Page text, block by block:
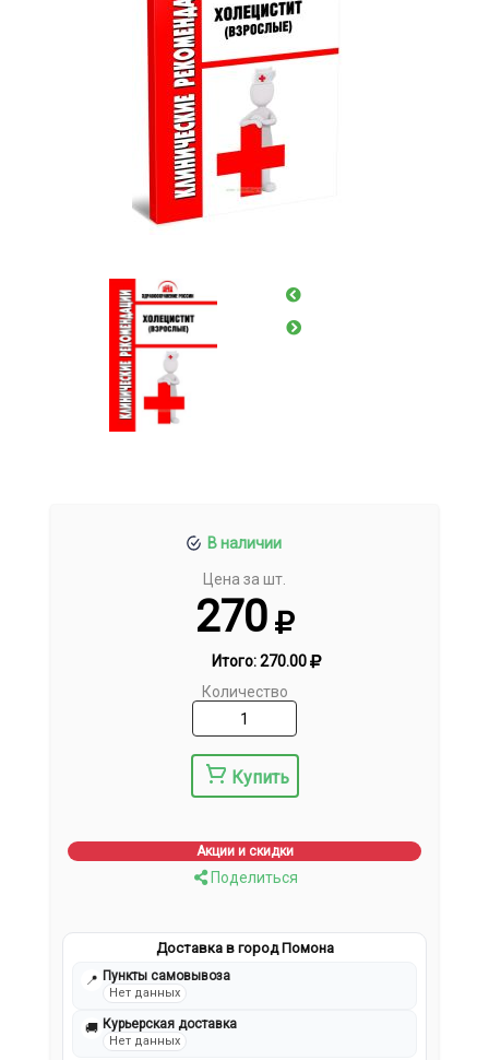
В наличии
Цена за шт.
270
Итого:270.00
Количество
Купить
Акции и скидки
Поделиться
Доставка в город Помона
📍 Пункты самовывоза
Нет данных
🚚 Курьерская доставка
Нет данных